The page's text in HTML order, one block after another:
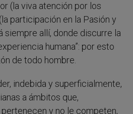
(la viva atención por los
participación en la Pasión y
siempre allí, donde discurre la
humana”: por esto
de todo hombre.
indebida y superficialmente,
a ámbitos que,
y no le competen,